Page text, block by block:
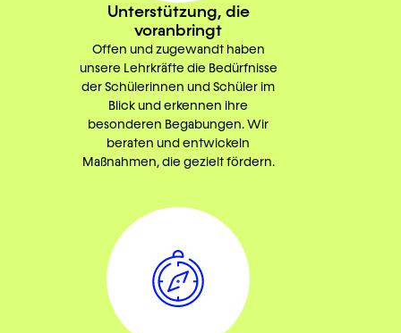
Unterstützung, die
voranbringt
Offen und zugewandt haben
unsere Lehrkräfte die Bedürfnisse
der Schülerinnen und Schüler im
Blick und erkennen ihre
besonderen Begabungen. Wir
beraten und entwickeln
Maßnahmen, die gezielt fördern.